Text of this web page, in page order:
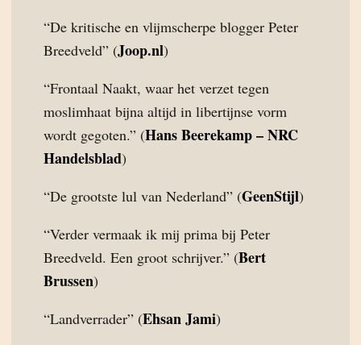
“De kritische en vlijmscherpe blogger Peter
Breedveld” (Joop.nl)
“Frontaal Naakt, waar het verzet tegen
moslimhaat bijna altijd in libertijnse vorm
wordt gegoten.” (Hans Beerekamp – NRC
Handelsblad)
“De grootste lul van Nederland” (GeenStijl)
“Verder vermaak ik mij prima bij Peter
Breedveld. Een groot schrijver.” (Bert
Brussen)
“Landverrader” (Ehsan Jami)